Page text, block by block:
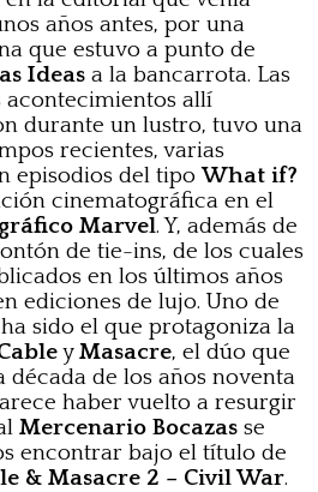
años antes, por una
que estuvo a punto de
Ideas a la bancarrota. Las
acontecimientos allí
durante un lustro, tuvo una
recientes, varias
episodios del tipoWhat if?
cinematográfica en el
Marvel. Y, además de
de tie-ins, de los cuales
en los últimos años
ediciones de lujo. Uno de
sido el que protagoniza la
yMasacre, el dúo que
de los años noventa
haber vuelto a resurgir
Mercenario Bocazas se
encontrar bajo el título de
& Masacre 2 – Civil War.